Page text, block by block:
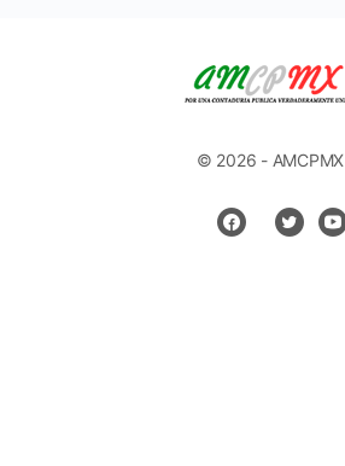
© 2026 - AMCPMX